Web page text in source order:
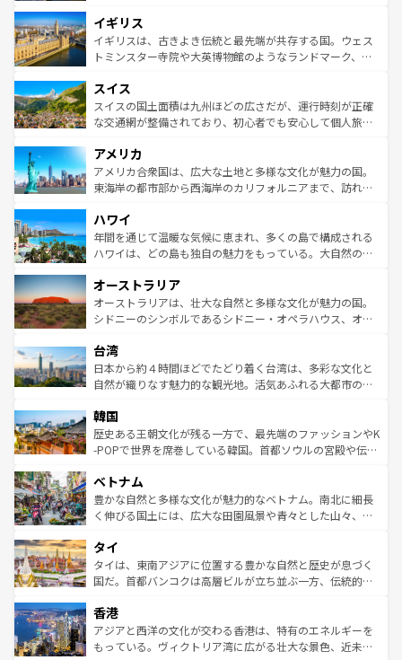
いる。シャンパンの発祥地であるランス、プロヴァンスの
香り高いラベンダー畑など、多彩な楽しみ方が可能だ。さ
らに、パリ以外の地域にも魅力が溢れており、どの街角に
れる地方に足を運ぶとそれぞれで全く異なる文化を体験で
きるだろう。 なお、新着のフランス情報はコンテンツ一覧
を参照してほしい。
顔を持つこの国は、どこを歩いても飽きることがない。ベ
ルリンの文化的活気、バイエルン州のアルプスの絶景、そ
してライン川沿いのワイン畑といった風景は必見。ビール
は、お酒好きな人にはぜひ体験してほしい。 なお、新着の
ドイツ情報はコンテンツ一覧を参照してほしい。
イギリス
イギリスは、古きよき伝統と最先端が共存する国。ウェス
トミンスター寺院や大英博物館のようなランドマーク、歴
リアごとに異なる魅力がある。また、優雅なアフタヌーン
ティー、ビール好きにはたまらない英国パブ、サッカー観
戦など、本場だからこそできる体験も豊富。イギリスを旅
ンツ一覧を参照してほしい。
スイス
スイスの国土面積は九州ほどの広さだが、運行時刻が正確
な交通網が整備されており、初心者でも安心して個人旅行
の建物がそのまま残る町や、スイスならではのユニークな
博物館もあり、アルプス観光だけでなく町歩きも満喫する
ことができる。国民の所得が高いため物価も高いが、旅行
ば市内交通費無料で観光を楽しむこともできる。 なお、新
着のスイス情報はコンテンツ一覧 を参照してほしい。
アメリカ
アメリカ合衆国は、広大な土地と多様な文化が魅力の国。
東海岸の都市部から西海岸のカリフォルニアまで、訪れる
のような巨大都市は、観光、ショッピング、エンターテイ
ンメントが詰まった刺激的なスポットだ。一方、アメリカ
西部には大自然が広がり、グランドキャニオンやイエロー
部のニューオーリンズでは、音楽と美食が融合した独特の
文化が魅力。旅行者はアメリカの各地域で異なる魅力を楽
しみながら、その多様性と豊かな歴史を感じることができ
ならではの贅沢な旅のスタイルだ。 なお、新着のアメリカ
情報はコンテンツ一覧を参照してほしい。
ハワイ
年間を通じて温暖な気候に恵まれ、多くの島で構成される
ハワイは、どの島も独自の魅力をもっている。大自然の神
ワイ島は見逃せない。また、定番の観光地といえばオアフ
島だが、静かな自然を求めるならマウイ島やカウアイ島が
おすすめ。エメラルドグリーンに輝く海をはじめ、豊かな
れるおもてなしの心で訪れる人々を迎えてくれるハワイの
人々、おいしいローカルフードやハワイアンミュージッ
ク、伝統的なフラダンスなど、すべてがハワイの魅力を彩
ワイを、存分に味わってほしい。 なお、新着のハワイ情報
はコンテンツ一覧を参照してほしい。
オーストラリア
オーストラリアは、壮大な自然と多様な文化が魅力の国。
シドニーのシンボルであるシドニー・オペラハウス、オー
リアリーフや大陸中央部にそびえるウルル（エアーズロッ
ク）、タスマニアの美しい原生林やケアンズの熱帯雨林な
ど、見どころがたくさん。また、カフェやワイン、オージ
いる。アクティビティも充実しており、サーフィンやダイ
ビング、ハイキングなど、アウトドア好きにはたまらな
い。オーストラリアの多彩な魅力を存分に味わいつくそ
参照してほしい。
台湾
日本から約４時間ほどでたどり着く台湾は、多彩な文化と
自然が織りなす魅力的な観光地。活気あふれる大都市の台
ン）、静ひつな山岳地帯である台湾東部など、都市の喧騒
と山間の静けさが共存しており、訪れる人に新しい発見と
驚きをもたらしてくれる。また、奥深い台湾の食文化も魅
容にもいいと評判のスイーツなど、バラエティ豊かな料理
が味わえる。 なお、新着の台湾情報は コンテンツ一覧を参
照してほしい。
韓国
歴史ある王朝文化が残る一方で、最先端のファッションやK
-POPで世界を席巻している韓国。首都ソウルの宮殿や伝統
き、地方に足を延ばせば四季折々の自然美を楽しむことが
できる。そして、キムチや焼肉、絶品のストリートフード
まで、さまざまな韓国料理が待っている。夜には、韓国な
リティに包まれながら、韓国の多彩な魅力を心ゆくまで味
わってみてほしい。 なお、新着の韓国情報はコンテンツ一
覧を参照してほしい。
ベトナム
豊かな自然と多様な文化が魅力的なベトナム。南北に細長
く伸びる国土には、広大な田園風景や青々とした山々、世
急速な発展と共に伝統が息づく。ハノイの古い町並みやホ
ーチミン市のフランス統治時代の建物も、独特の雰囲気を
醸し出している。また、バラエティの豊かさとおいしさで
とつ。フォーやバインミー、ベトナムコーヒーなどは、ぜ
ひ現地で味わいたい。どの地域を訪れてもあたたかい人々
が旅行者を迎えてくれるので、きっと忘れられない旅にな
タイ
タイは、東南アジアに位置する豊かな自然と歴史が息づく
国だ。首都バンコクは高層ビルが立ち並ぶ一方、伝統的な
の活気が交差している。北部ではチェンマイなどの山岳地
帯で自然と触れ合い、南部ではプーケットやクラビの美し
いビーチでリゾート気分を楽しむことができる。タイ料理
香港
アジアと西洋の文化が交わる香港は、特有のエネルギーを
もっている。ヴィクトリア湾に広がる壮大な景色、近未来